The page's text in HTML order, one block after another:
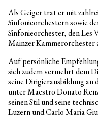
Als Geiger trat er mit
Sinfonieorchestern sowie
Sinfonieorchester, den Les
Mainzer Kammerorchester
Auf persönliche
sich zudem vermehrt dem
seine Dirigierausbildung an
unter Maestro Donato
seinen Stil und seine
Luzern und Carlo Maria